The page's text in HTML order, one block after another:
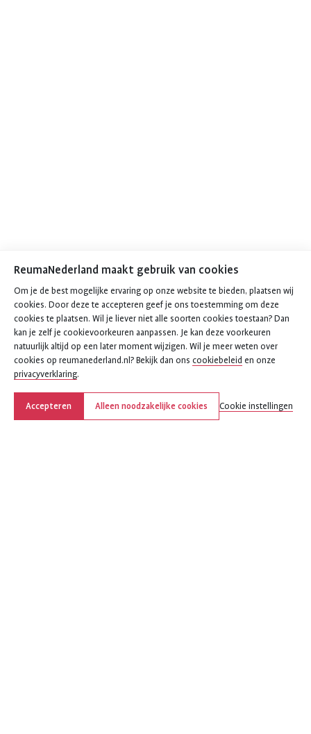
ReumaNederland maakt gebruik van cookies
Om je de best mogelijke ervaring op onze website te bieden, plaatsen wij
cookies. Door deze te accepteren geef je ons toestemming om deze
cookies te plaatsen. Wil je liever niet alle soorten cookies toestaan? Dan
kan je zelf je cookievoorkeuren aanpassen. Je kan deze voorkeuren
natuurlijk altijd op een later moment wijzigen. Wil je meer weten over
cookies op reumanederland.nl? Bekijk dan ons cookiebeleid en onze
privacyverklaring.
Accepteren Alleen noodzakelijke cookies Cookie instellingen